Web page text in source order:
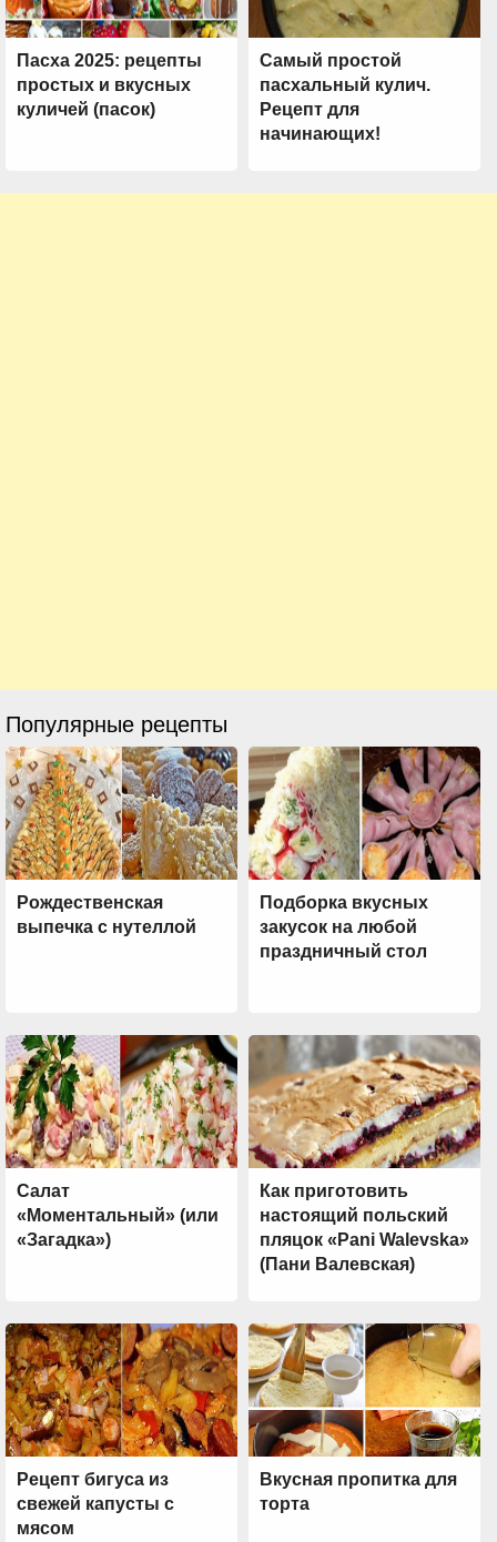
Пасха 2025: рецепты
простых и вкусных
куличей (пасок)
Самый простой
пасхальный кулич.
Рецепт для
начинающих!
Популярные рецепты
Рождественская
выпечка с нутеллой
Подборка вкусных
закусок на любой
праздничный стол
Салат
«Моментальный» (или
«Загадка»)
Как приготовить
настоящий польский
пляцок «Pani Walevska»
(Пани Валевская)
Рецепт бигуса из
свежей капусты с
мясом
Вкусная пропитка для
торта